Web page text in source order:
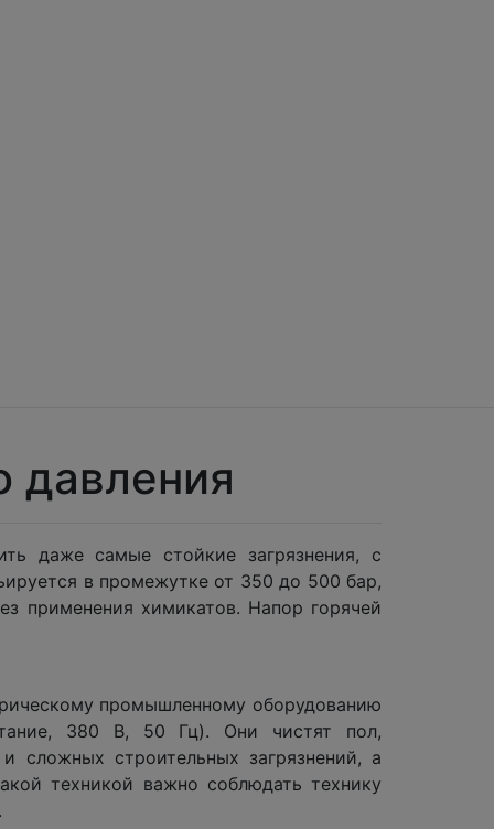
давления
даже самые стойкие загрязнения, с
в промежутке от 350 до 500 бар,
применения химикатов. Напор горячей
промышленному оборудованию
380 В, 50 Гц). Они чистят пол,
сложных строительных загрязнений, а
техникой важно соблюдать технику